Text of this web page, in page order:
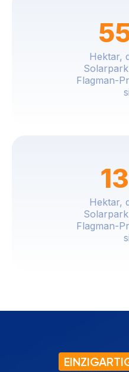
Hektar,
Flagman-
Hektar,
Flagman-